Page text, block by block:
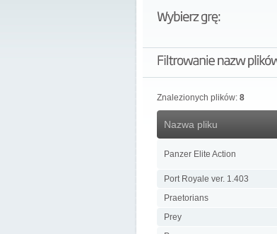
Znalezionych plików: 8
Nazwa pliku
Panzer Elite Action
Port Royale ver. 1.403
Praetorians
Prey